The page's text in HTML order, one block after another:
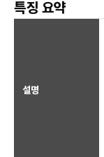
특징 요약
설명